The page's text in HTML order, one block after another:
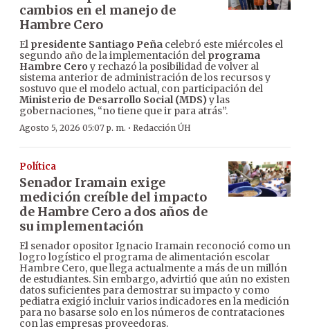
cambios en el manejo de
Hambre Cero
El presidente Santiago Peña celebró este miércoles el
segundo año de la implementación del programa
Hambre Cero y rechazó la posibilidad de volver al
sistema anterior de administración de los recursos y
sostuvo que el modelo actual, con participación del
Ministerio de Desarrollo Social (MDS)y las
gobernaciones, “no tiene que ir para atrás”.
Agosto 5, 2026 05:07 p. m. · Redacción ÚH
Política
Senador Iramain exige
medición creíble del impacto
de Hambre Cero a dos años de
su implementación
El senador opositor Ignacio Iramain reconoció como un
logro logístico el programa de alimentación escolar
Hambre Cero, que llega actualmente a más de un millón
de estudiantes. Sin embargo, advirtió que aún no existen
datos suficientes para demostrar su impacto y como
pediatra exigió incluir varios indicadores en la medición
para no basarse solo en los números de contrataciones
con las empresas proveedoras.